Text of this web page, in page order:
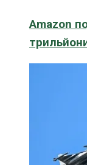
Amazon
трильйони